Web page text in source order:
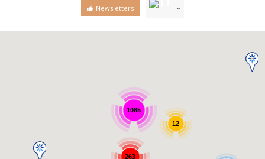
Newsletters
1085
263
12